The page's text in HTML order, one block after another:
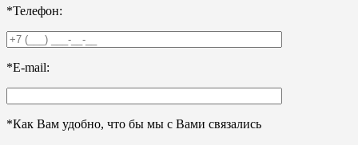
*Телефон:
*E-mail:
*Как Вам удобно, что бы мы с Вами связались